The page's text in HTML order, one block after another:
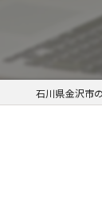
石川県金沢市